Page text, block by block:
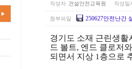
작성자 건설안전교육원 작성일
첨부파일 250627안전난간
경기도 소재 근린생
드 볼트, 엔드 클로저
되면서 지상 1층으로